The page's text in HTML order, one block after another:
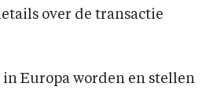
over de transactie
Europa worden en stellen